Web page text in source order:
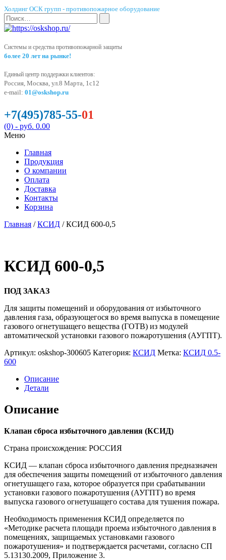
Холдинг ОСК групп - противопожарное оборудование
Системы и средства противопожарной защиты
более 20 лет на рынке!
Единый центр поддержки клиентов:
Россия, Москва, ул.8 Марта, 1с12
e-mail: 01@oskshop.ru
+7(495)785-55-01
(0) - руб. 0.00
Меню
Главная
Продукция
О компании
Оплата
Доставка
Контакты
Корзина
Главная /КСИД / КСИД 600-0,5
КСИД 600-0,5
ПОД ЗАКАЗ
Для защиты помещений и оборудования от избыточного
давления газа, образующегося во время выпуска в помещение
газового огнетушащего вещества (ГОТВ) из модулей
автоматической установки газового пожаротушения (АУГПТ).
Артикул: oskshop-300605 Категория: КСИД Метка: КСИД 0.5-
600
Описание
Детали
Описание
Клапан сброса избыточного давления (КСИД)
Страна происхождения: РОССИЯ
КСИД — клапан сброса избыточного давления предназначен
для обеспечения защиты помещений от избыточного давления
огнетушащего газа, которое образуется при срабатывании
установки газового пожаротушения (АУГПТ) во время
выпуска газового огнетушащего состава для тушения пожара.
Необходимость применения КСИД определяется по
«Методике расчета площади проема избыточного давления в
помещениях, защищаемых установками газового
пожаротушения» и подтверждается расчетами, согласно СП
5.13130.2009, Приложение 3.